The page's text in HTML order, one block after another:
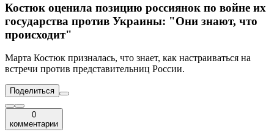
Костюк оценила позицию россиянок по войне их
государства против Украины: "Они знают, что
происходит"
Марта Костюк призналась, что знает, как настраиваться на
встречи против представительниц России.
Поделиться
0
комментарии